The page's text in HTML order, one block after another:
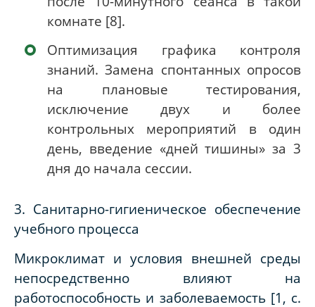
комнате [8].
Оптимизация графика контроля
знаний. Замена спонтанных опросов
на плановые тестирования,
исключение двух и более
контрольных мероприятий в один
день, введение «дней тишины» за 3
дня до начала сессии.
3. Санитарно-гигиеническое обеспечение
учебного процесса
Микроклимат и условия внешней среды
непосредственно влияют на
работоспособность и заболеваемость [1, с.